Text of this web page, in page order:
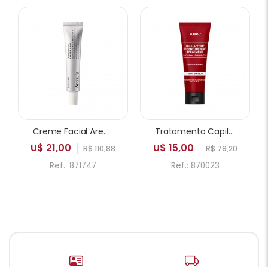
Creme Facial Arencia Eraser Shot Glycolic Acid Booster 30ml
U$ 21,00 R$ 110,88
Ref.: 871747
Tratamento Capilar KUNDAL 10X Caffeine Strengthening Cherry Blossom 200ml
U$ 15,00 R$ 79,20
Ref.: 870023